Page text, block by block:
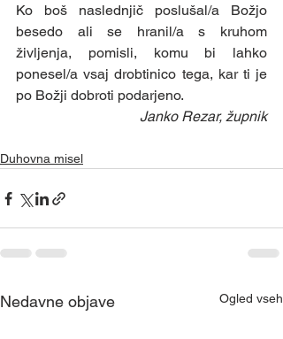
Ko boš naslednjič poslušal/a Božjo
besedo ali se hranil/a s kruhom
življenja, pomisli, komu bi lahko
ponesel/a vsaj drobtinico tega, kar ti je
po Božji dobroti podarjeno.
Janko Rezar, župnik
Duhovna misel
Nedavne objave Ogled vseh